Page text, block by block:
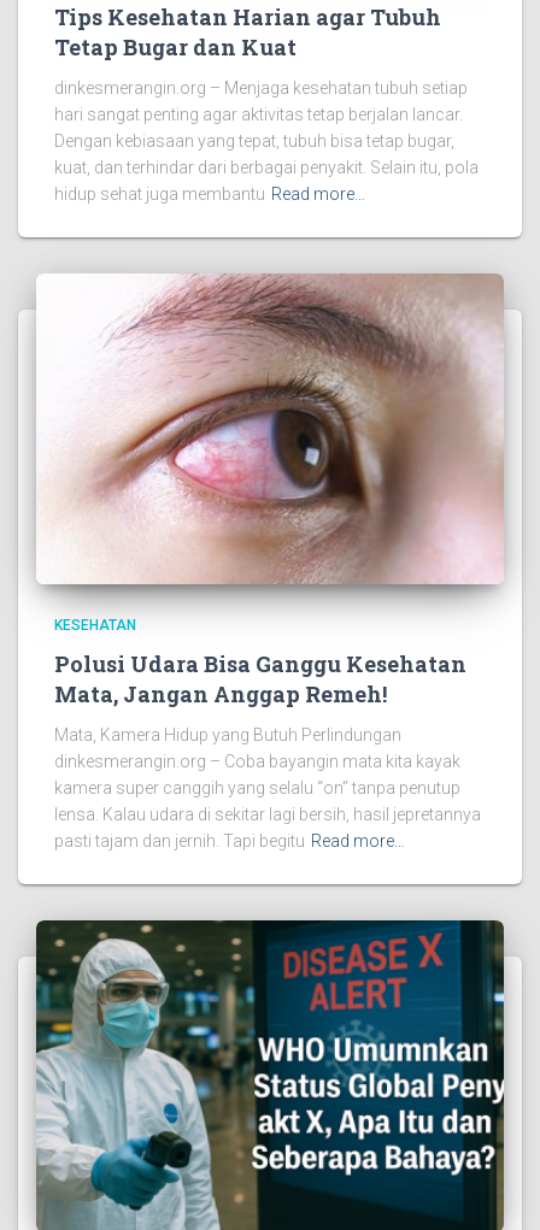
Tips Kesehatan Harian agar Tubuh
Tetap Bugar dan Kuat
dinkesmerangin.org – Menjaga kesehatan tubuh setiap
hari sangat penting agar aktivitas tetap berjalan lancar.
Dengan kebiasaan yang tepat, tubuh bisa tetap bugar,
kuat, dan terhindar dari berbagai penyakit. Selain itu, pola
hidup sehat juga membantu Read more…
KESEHATAN
Polusi Udara Bisa Ganggu Kesehatan
Mata, Jangan Anggap Remeh!
Mata, Kamera Hidup yang Butuh Perlindungan
dinkesmerangin.org – Coba bayangin mata kita kayak
kamera super canggih yang selalu “on” tanpa penutup
lensa. Kalau udara di sekitar lagi bersih, hasil jepretannya
pasti tajam dan jernih. Tapi begitu Read more…